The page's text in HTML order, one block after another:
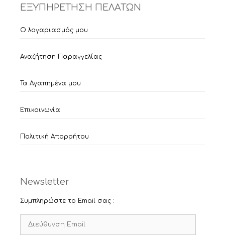
ΕΞΥΠΗΡΕΤΗΣΗ ΠΕΛΑΤΩΝ
Ο λογαριασμός μου
Αναζήτηση Παραγγελίας
Τα Αγαπημένα μου
Επικοινωνία
Πολιτική Απορρήτου
Newsletter
Συμπληρώστε το Email σας :